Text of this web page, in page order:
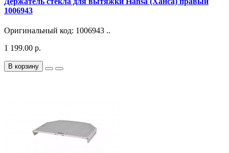
1006943
Оригинальный код: 1006943 ..
1 199.00 р.
В корзину